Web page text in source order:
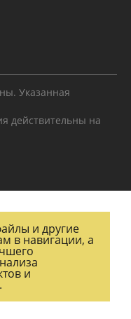
Указанная
действительны на
и другие
в навигации, а
и